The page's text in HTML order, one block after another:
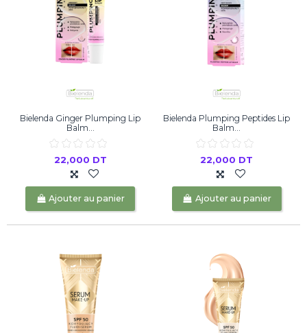
Bielenda Ginger Plumping Lip
Balm...
22,000 DT
Ajouter au panier
Bielenda Plumping Peptides Lip
Balm...
22,000 DT
Ajouter au panier